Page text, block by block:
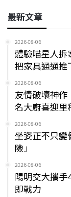
最新文章
2026-08-06
體驗喵星人
把家具通通推
2026-08-06
友情破壞神
名大廚喜迎里
2026-08-06
坐姿正不只變
險」
2026-08-06
陽明交大攜手
即戰力